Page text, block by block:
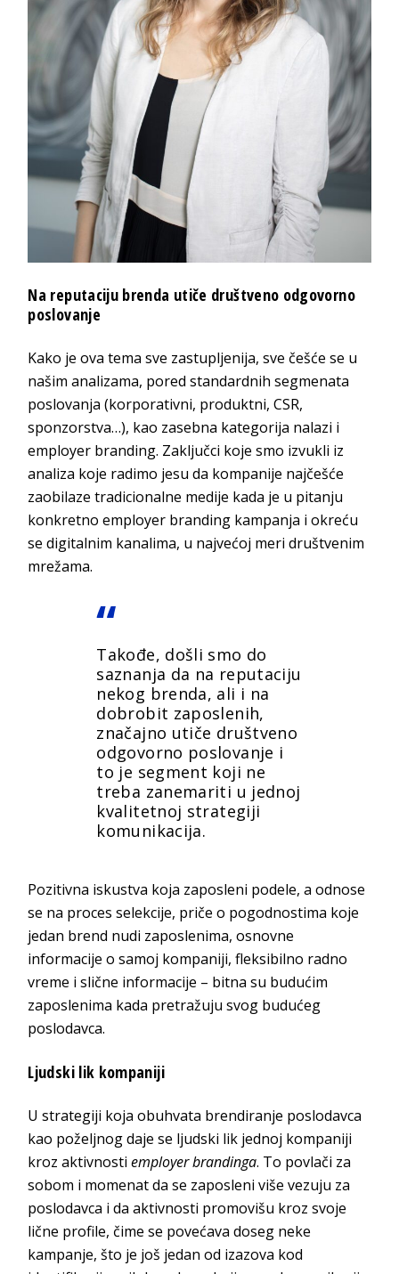
Na reputaciju brenda utiče društveno odgovorno
poslovanje
Kako je ova tema sve zastupljenija, sve češće se u
našim analizama, pored standardnih segmenata
poslovanja (korporativni, produktni, CSR,
sponzorstva…), kao zasebna kategorija nalazi i
employer branding. Zaključci koje smo izvukli iz
analiza koje radimo jesu da kompanije najčešće
zaobilaze tradicionalne medije kada je u pitanju
konkretno employer branding kampanja i okreću
se digitalnim kanalima, u najvećoj meri društvenim
mrežama.
Takođe, došli smo do
saznanja da na reputaciju
nekog brenda, ali i na
dobrobit zaposlenih,
značajno utiče društveno
odgovorno poslovanje i
to je segment koji ne
treba zanemariti u jednoj
kvalitetnoj strategiji
komunikacija.
Pozitivna iskustva koja zaposleni podele, a odnose
se na proces selekcije, priče o pogodnostima koje
jedan brend nudi zaposlenima, osnovne
informacije o samoj kompaniji, fleksibilno radno
vreme i slične informacije – bitna su budućim
zaposlenima kada pretražuju svog budućeg
poslodavca.
Ljudski lik kompaniji
U strategiji koja obuhvata brendiranje poslodavca
kao poželjnog daje se ljudski lik jednoj kompaniji
kroz aktivnosti employer brandinga. To povlači za
sobom i momenat da se zaposleni više vezuju za
poslodavca i da aktivnosti promovišu kroz svoje
lične profile, čime se povećava doseg neke
kampanje, što je još jedan od izazova kod